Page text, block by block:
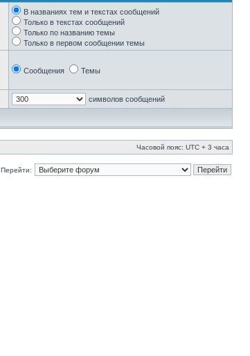
В названиях тем и текстах сообщений
Только в текстах сообщений
Только по названию темы
Только в первом сообщении темы
Сообщения Темы
символов сообщений
Часовой пояс: UTC + 3 часа
Перейти: